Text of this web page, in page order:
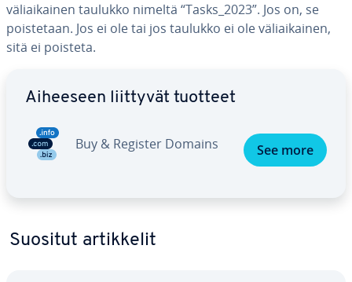
vä­liai­kai­nen taulukko nimeltä “Tasks_2023”. Jos on, se
pois­te­taan. Jos ei ole tai jos taulukko ei ole vä­liai­kai­nen,
sitä ei poisteta.
Aiheeseen liittyvät tuotteet
Buy & Register Domains See more
Suositut ar­tik­ke­lit